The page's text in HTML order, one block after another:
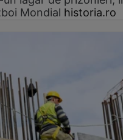
Mondial historia.ro